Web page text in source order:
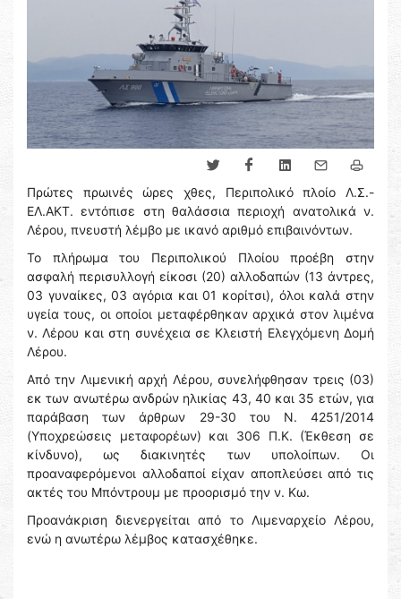
Πρώτες πρωινές ώρες χθες, Περιπολικό πλοίο Λ.Σ.-
ΕΛ.ΑΚΤ. εντόπισε στη θαλάσσια περιοχή ανατολικά ν.
Λέρου, πνευστή λέμβο με ικανό αριθμό επιβαινόντων.
Το πλήρωμα του Περιπολικού Πλοίου προέβη στην
ασφαλή περισυλλογή είκοσι (20) αλλοδαπών (13 άντρες,
03 γυναίκες, 03 αγόρια και 01 κορίτσι), όλοι καλά στην
υγεία τους, οι οποίοι μεταφέρθηκαν αρχικά στον λιμένα
ν. Λέρου και στη συνέχεια σε Κλειστή Ελεγχόμενη Δομή
Λέρου.
Από την Λιμενική αρχή Λέρου, συνελήφθησαν τρεις (03)
εκ των ανωτέρω ανδρών ηλικίας 43, 40 και 35 ετών, για
παράβαση των άρθρων 29-30 του Ν. 4251/2014
(Υποχρεώσεις μεταφορέων) και 306 Π.Κ. (Έκθεση σε
κίνδυνο), ως διακινητές των υπολοίπων. Οι
προαναφερόμενοι αλλοδαποί είχαν αποπλεύσει από τις
ακτές του Μπόντρουμ με προορισμό την ν. Κω.
Προανάκριση διενεργείται από το Λιμεναρχείο Λέρου,
ενώ η ανωτέρω λέμβος κατασχέθηκε.